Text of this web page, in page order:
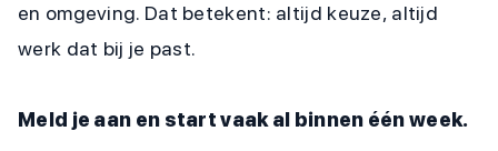
en omgeving. Dat betekent: altijd keuze, altijd
werk dat bij je past.
Meld je aan en start vaak al binnen één week.